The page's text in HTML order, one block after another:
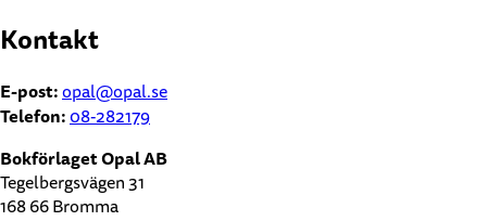
Kontakt
E-post:opal@opal.se
Telefon:08-282179
Bokförlaget Opal AB
Tegelbergsvägen 31
168 66 Bromma